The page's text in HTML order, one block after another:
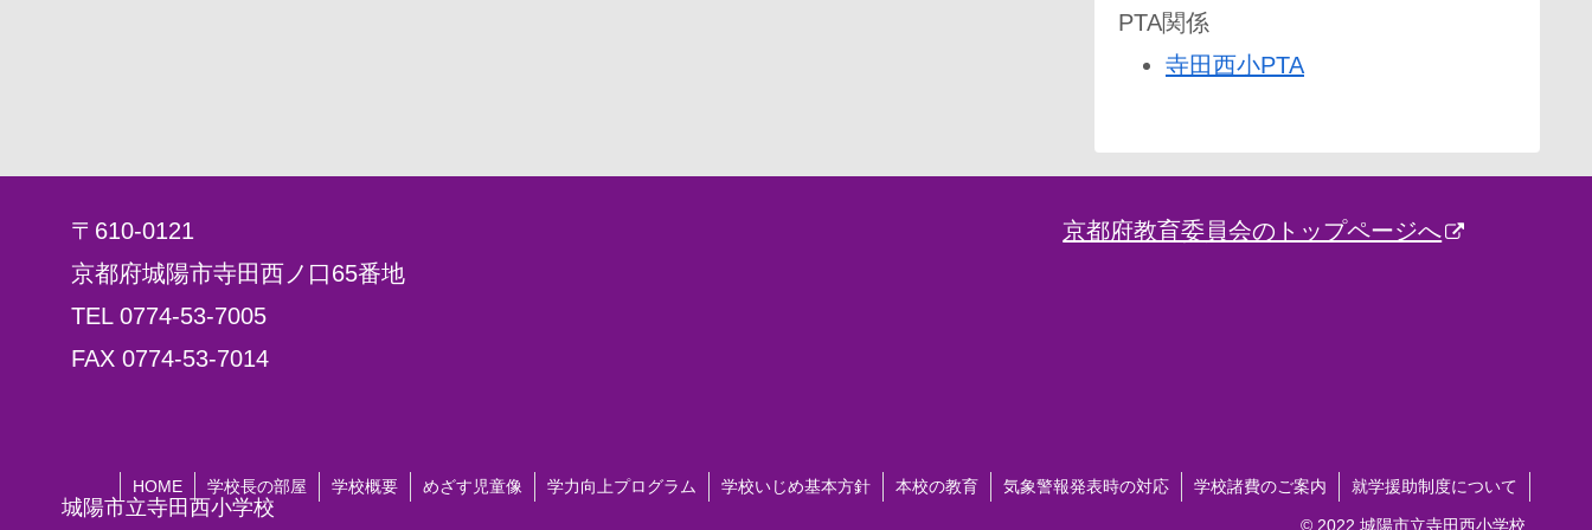
PTA関係
寺田西小PTA
〒610-0121
京都府城陽市寺田西ノ口65番地
TEL 0774-53-7005
FAX 0774-53-7014
京都府教育委員会のトップページへ
城陽市立寺田西小学校
HOME 学校長の部屋 学校概要 めざす児童像 学力向上プログラム 学校いじめ基本方針 本校の教育 気象警報発表時の対応 学校諸費のご案内 就学援助制度について
© 2022 城陽市立寺田西小学校.